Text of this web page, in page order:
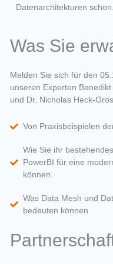
Datenarchitekturen schon.
Was Sie
Melden Sie sich für den
unseren Experten
und Dr. Nicholas Heck-
Von Praxisbeispielen
Wie Sie ihr
PowerBI für eine
können.
Was Data Mesh und
bedeuten können